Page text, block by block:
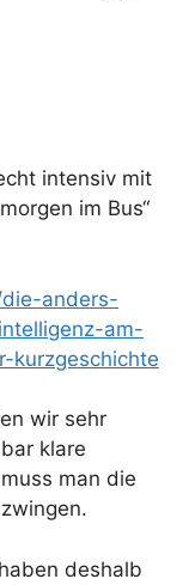
intensiv mit
im Bus“
anders-
am-
kurzgeschichte
wir sehr
klare
man die
deshalb